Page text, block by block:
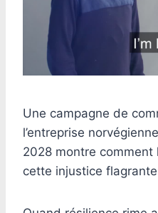
Une campagne de
l’entreprise
2028 montre
cette injustice